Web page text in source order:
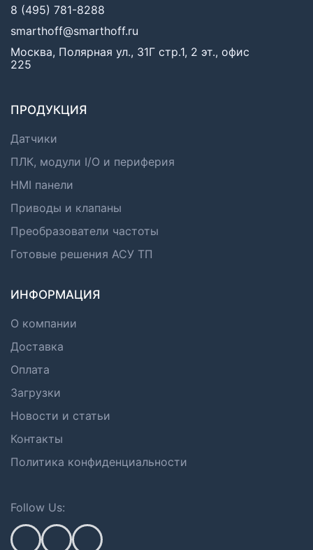
8 (495) 781-8288
smarthoff@smarthoff.ru
Москва, Полярная ул., 31Г стр.1, 2 эт., офис
225
ПРОДУКЦИЯ
Датчики
ПЛК, модули I/O и периферия
HMI панели
Приводы и клапаны
Преобразователи частоты
Готовые решения АСУ ТП
ИНФОРМАЦИЯ
О компании
Доставка
Оплата
Загрузки
Новости и статьи
Контакты
Политика конфиденциальности
Follow Us: